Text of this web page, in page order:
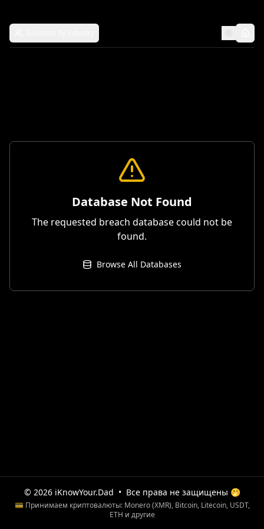
Database Not Found
The requested breach database could not be
found.
Browse All Databases
© 2026 iKnowYour.Dad • Все права не защищены 🤭
💳 Принимаем криптовалюты: Monero (XMR), Bitcoin, Litecoin, USDT,
ETH и другие